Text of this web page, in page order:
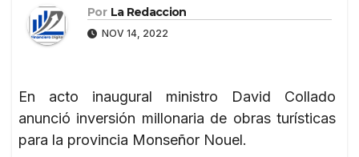
Por La Redaccion
NOV 14, 2022
En acto inaugural ministro David Collado
anunció inversión millonaria de obras turísticas
para la provincia Monseñor Nouel.